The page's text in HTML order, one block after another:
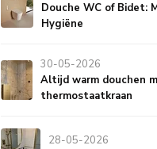
Douche WC of Bidet:
Hygiëne
30-05-2026
Altijd warm douchen
thermostaatkraan
28-05-2026